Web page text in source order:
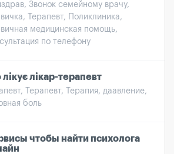
Звонок семейному врачу,
Терапевт, Поликлиника,
медицинская помощь,
по телефону
лікар-терапевт
Терапевт, Терапия, даавление,
боль
чтобы найти психолога